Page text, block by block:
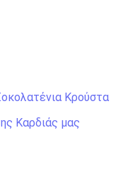
Κρούστα
Καρδιάς μας